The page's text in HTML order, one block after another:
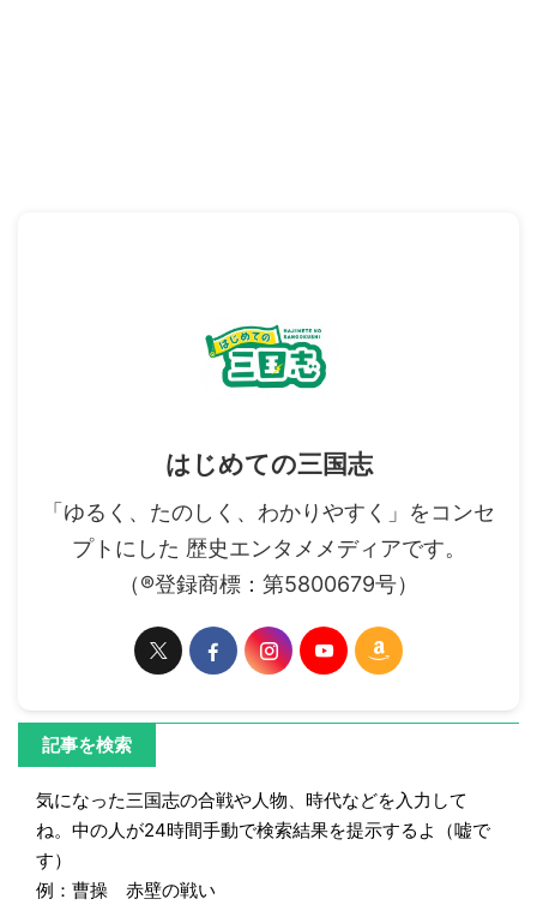
はじめての三国志
「ゆるく、たのしく、わかりやすく」をコンセ
プトにした 歴史エンタメメディアです。
（®登録商標：第5800679号）
記事を検索
気になった三国志の合戦や人物、時代などを入力して
ね。中の人が24時間手動で検索結果を提示するよ（嘘で
す）
例：曹操 赤壁の戦い